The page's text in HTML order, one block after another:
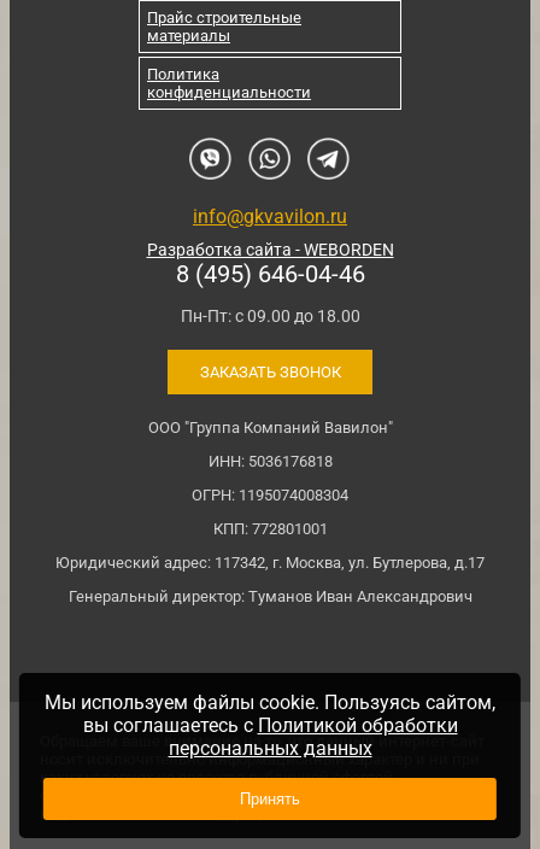
Прайс строительные
материалы
Политика
конфиденциальности
info@gkvavilon.ru
Разработка сайта - WEBORDEN
8 (495) 646-04-46
Пн-Пт: с 09.00 до 18.00
ЗАКАЗАТЬ ЗВОНОК
ООО "Группа Компаний Вавилон"
ИНН: 5036176818
ОГРН: 1195074008304
КПП: 772801001
Юридический адрес: 117342, г. Москва, ул. Бутлерова, д.17
Генеральный директор: Туманов Иван Александрович
Обращаем ваше внимание на то, что данный интернет-сайт
носит исключительно информационный характер и ни при
каких условиях не является публичной офертой,
определяемой положениями ч. 2 ст. №437 Гражданского
кодекса Российской Федерации.
Мы используем файлы cookie. Пользуясь сайтом,
вы соглашаетесь с Политикой обработки
персональных данных
Принять